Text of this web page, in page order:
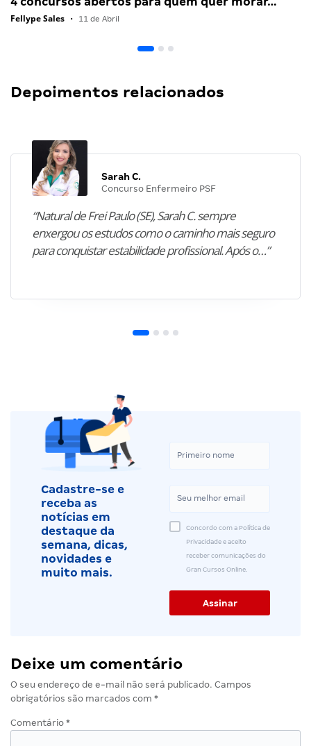
Fellype Sales • 11 de Abril
Depoimentos relacionados
Sarah C.
Concurso Enfermeiro PSF
“Natural de Frei Paulo (SE), Sarah C. sempre
enxergou os estudos como o caminho mais seguro
para conquistar estabilidade profissional. Após o…”
Cadastre-se e
receba as
notícias em
destaque da
semana, dicas,
novidades e
muito mais.
Concordo com a Política de
Privacidade e aceito
receber comunicações do
Gran Cursos Online.
Deixe um comentário
O seu endereço de e-mail não será publicado. Campos
obrigatórios são marcados com *
Comentário *